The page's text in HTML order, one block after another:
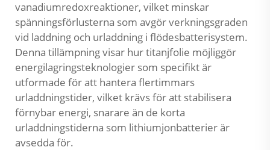
vanadiumredoxreaktioner, vilket minskar
spänningsförlusterna som avgör verkningsgraden
vid laddning och urladdning i flödesbatterisystem.
Denna tillämpning visar hur titanjfolie möjliggör
energilagringsteknologier som specifikt är
utformade för att hantera flertimmars
urladdningstider, vilket krävs för att stabilisera
förnybar energi, snarare än de korta
urladdningstiderna som lithiumjonbatterier är
avsedda för.